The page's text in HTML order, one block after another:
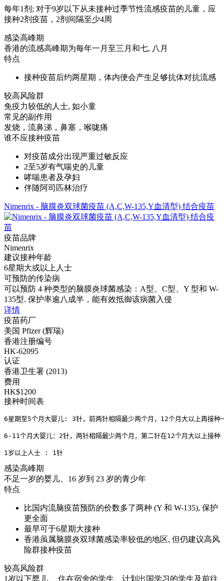
每年1剂; 对于9岁以下从未接种过季节性流感疫苗的儿童，应
接种2剂疫苗，2剂间隔至少4周
感染高峰期
香港的流感高峰期为每年一月至三月和七, 八月
特点
接种疫苗后约两星期，体内便会产生足够抗体对抗流感
较高风险群
免疫力较低的人士, 如小童
常见的副作用
发烧，流鼻涕，鼻塞，喉咙痛
谁不应接种疫苗
对疫苗成分出现严重过敏反应
2至5岁有气喘史的儿童
哮喘患者及孕妇
伴随阿司匹林治疗
Nimenrix - 脑膜炎双球菌疫苗 (A,C,W-135,Y血清型) 结合疫苗
疫苗品牌
Nimenrix
建议接种年龄
6星期大或以上人士
可预防的传染病
可以预防 4 种类型的脑膜炎球菌感染：A型、C型、Y 型和 W-
135型. 保护率逾八成半，能有效抵御该病菌入侵
详情
疫苗药厂
美国 Pfizer (辉瑞)
香港注册编号
HK-62095
认证
香港卫生署 (2013)
费用
HK$1200
接种时间表
6星期至5个月大婴儿: 3针，前两针相隔最少两个月，12个月大以上再接种
6-11个月大婴儿：2针，两针相隔最少两个月，第二针在12个月大以上接种
1岁以上人士 : 1针
感染高峰期
不足一岁的婴儿、16 岁到 23 岁的青少年
特点
比国内流脑疫苗预防的价数多了两种 (Y 和 W-135), 保护
更全面
最早可于6星期大接种
香港虽属脑膜炎双球菌感染率较低的地区, 但仍建议高风
险群接种疫苗
较高风险群
1岁以下婴儿、 住在宿舍的学生、计划出国学习的学生及前往